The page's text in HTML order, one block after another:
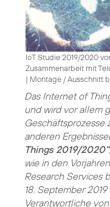
IoT Studie 2019/2020
Zusammenarbeit mit
| Montage / Ausschnitt
Das Internet of
und wird vor allem
Geschäftsprozesse
anderen
Things 2019/2020“
wie in den
Research Services
18. September
Verantwortliche